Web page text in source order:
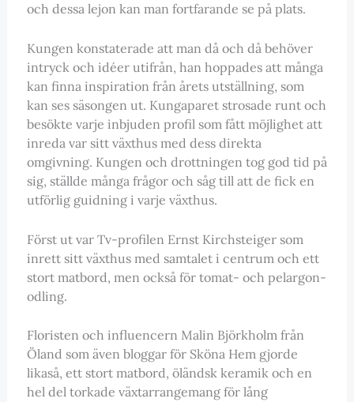
och dessa lejon kan man fortfarande se på plats.
Kungen konstaterade att man då och då behöver
intryck och idéer utifrån, han hoppades att många
kan finna inspiration från årets utställning, som
kan ses säsongen ut. Kungaparet strosade runt och
besökte varje inbjuden profil som fått möjlighet att
inreda var sitt växthus med dess direkta
omgivning. Kungen och drottningen tog god tid på
sig, ställde många frågor och såg till att de fick en
utförlig guidning i varje växthus.
Först ut var Tv-profilen Ernst Kirchsteiger som
inrett sitt växthus med samtalet i centrum och ett
stort matbord, men också för tomat- och pelargon-
odling.
Floristen och influencern Malin Björkholm från
Öland som även bloggar för Sköna Hem gjorde
likaså, ett stort matbord, öländsk keramik och en
hel del torkade växtarrangemang för lång